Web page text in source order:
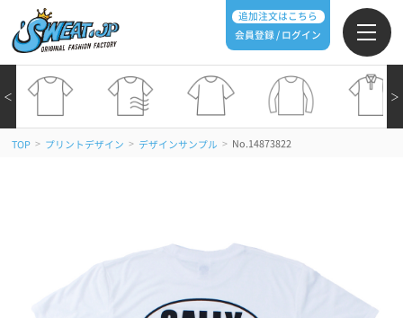
追加注文はこちら
会員登録 / ログイン
＞
＜
TOP > プリントデザイン > デザインサンプル > No.14873822